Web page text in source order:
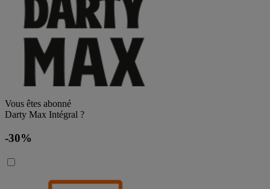
Vous êtes abonné
Darty Max Intégral ?
-30%